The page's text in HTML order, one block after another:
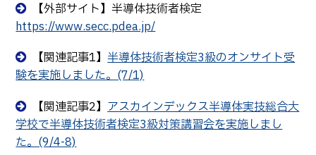
【外部サイト】半導体技術者検定
https://www.secc.pdea.jp/
【関連記事1】半導体技術者検定3級のオンサイト受
験を実施しました。(7/1)
【関連記事2】 アスカインデックス半導体実技総合大
学校で半導体技術者検定3級対策講習会を実施しまし
た。(9/4-8)